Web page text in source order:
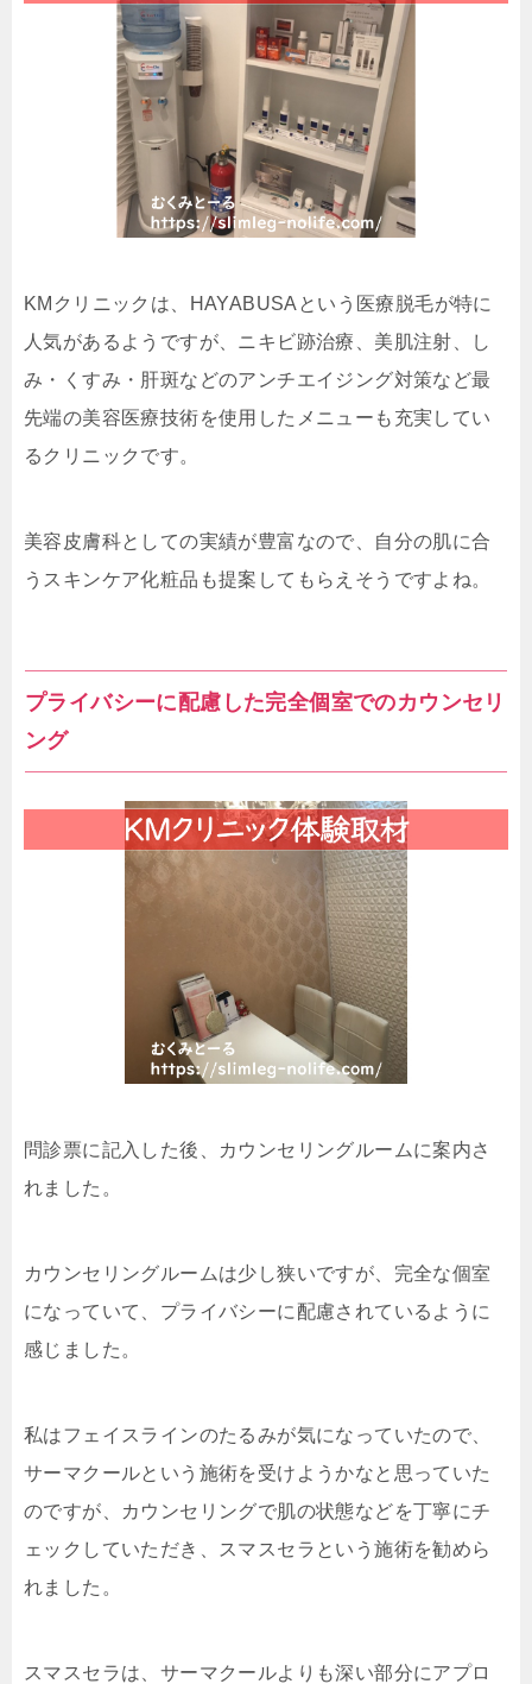
KMクリニックは、HAYABUSAという医療脱毛が特に
人気があるようですが、ニキビ跡治療、美肌注射、し
み・くすみ・肝斑などのアンチエイジング対策など最
先端の美容医療技術を使用したメニューも充実してい
るクリニックです。
美容皮膚科としての実績が豊富なので、自分の肌に合
うスキンケア化粧品も提案してもらえそうですよね。
プライバシーに配慮した完全個室でのカウンセリ
ング
問診票に記入した後、カウンセリングルームに案内さ
れました。
カウンセリングルームは少し狭いですが、完全な個室
になっていて、プライバシーに配慮されているように
感じました。
私はフェイスラインのたるみが気になっていたので、
サーマクールという施術を受けようかなと思っていた
のですが、カウンセリングで肌の状態などを丁寧にチ
ェックしていただき、スマスセラという施術を勧めら
れました。
スマスセラは、サーマクールよりも深い部分にアプロ